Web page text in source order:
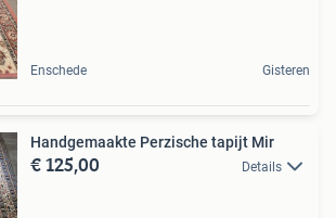
Enschede Gisteren
Handgemaakte Perzische tapijt Mir
€ 125,00 Details